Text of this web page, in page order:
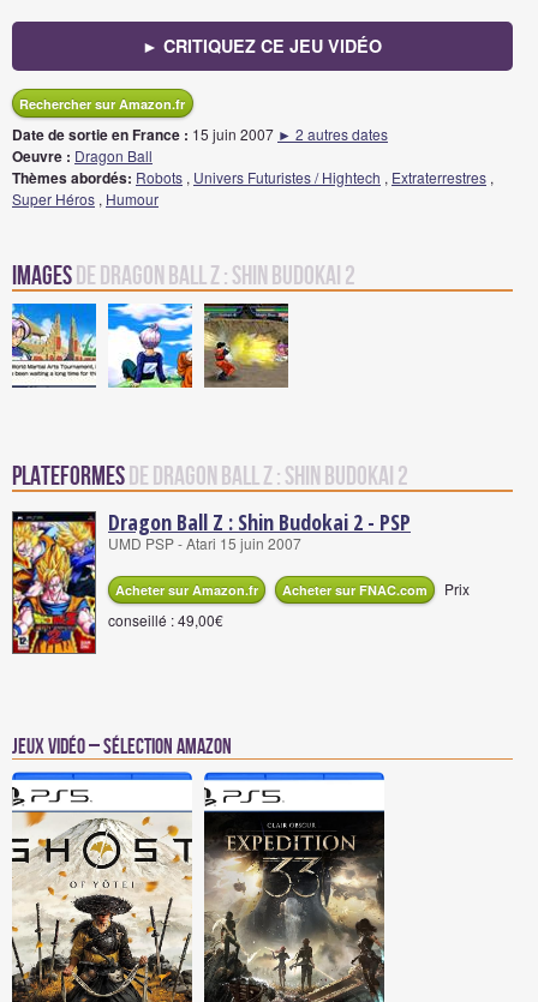
► CRITIQUEZ CE JEU VIDÉO
Rechercher sur Amazon.fr
Date de sortie en France : 15 juin 2007 ► 2 autres dates
Oeuvre : Dragon Ball
Thèmes abordés: Robots , Univers Futuristes / Hightech , Extraterrestres ,
Super Héros , Humour
Imagesde Dragon Ball Z : Shin Budokai 2
Plateformesde Dragon Ball Z : Shin Budokai 2
Dragon Ball Z : Shin Budokai 2 - PSP
UMD PSP - Atari 15 juin 2007
Acheter sur Amazon.fr Acheter sur FNAC.com
Prix
conseillé : 49,00€
Jeux vidéo – Sélection Amazon